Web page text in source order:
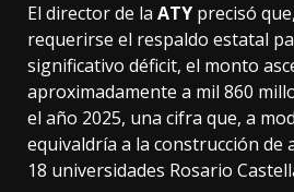
El director de la ATY precisó
requerirse el respaldo estatal
significativo déficit, el monto
aproximadamente a mil 860
el año 2025, una cifra que, a
equivaldría a la construcción de
18 universidades Rosario